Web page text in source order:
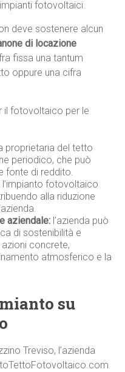
fotovoltaici.
deve sostenere alcun
di locazione
fissa una tantum
oppure una cifra
il fotovoltaico per le
proprietaria del tetto
periodico, che può
fonte di reddito.
l’impianto fotovoltaico
alla riduzione
aziendale: l’azienda può
di sostenibilità e
concrete,
atmosferico e la
su
Treviso, l’azienda